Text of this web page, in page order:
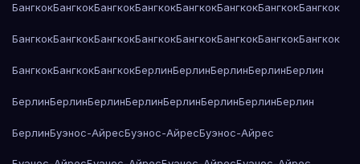
БангкокБангкокБангкокБангкокБангкокБангкокБангкокБангкок
БангкокБангкокБангкокБангкокБангкокБангкокБангкокБангкок
БангкокБангкокБангкокБерлинБерлинБерлинБерлинБерлин
БерлинБерлинБерлинБерлинБерлинБерлинБерлинБерлин
БерлинБуэнос-АйресБуэнос-АйресБуэнос-Айрес